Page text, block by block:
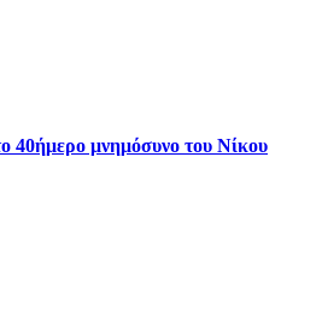
40ήμερο μνημόσυνο του Νίκου